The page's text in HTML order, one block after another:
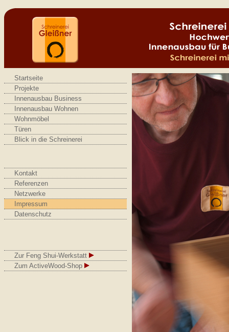
Startseite
Projekte
Innenausbau Business
Innenausbau Wohnen
Wohnmöbel
Türen
Blick in die Schreinerei
Kontakt
Referenzen
Netzwerke
Impressum
Datenschutz
Zur Feng Shui-Werkstatt
Zum ActiveWood-Shop